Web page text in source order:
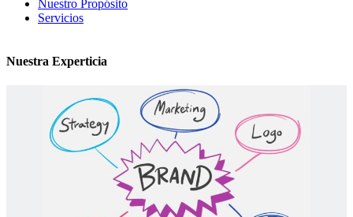
Nuestro Propósito
Servicios
Nuestra Experticia